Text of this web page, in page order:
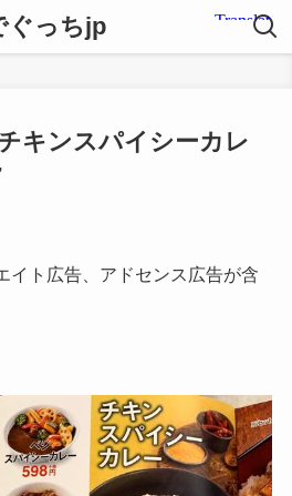
ぐっちjp
キンスパイシーカレ
イト広告、アドセンス広告が含